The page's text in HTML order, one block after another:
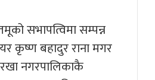
सभापत्विमा सम्पन्न
कृष्ण बहादुर राना मगर
नगरपालिकाकै